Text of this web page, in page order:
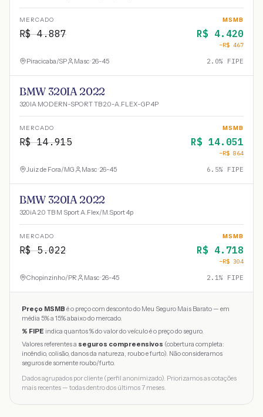
MERCADO
R$4.887
MSMB
R$ 4.420
−R$ 467
Piracicaba/SP Masc · 26-45 2.0% FIPE
BMW 320IA 2022
320IA MODERN-SPORT TB 2.0-A.FLEX-GP 4P
MERCADO
R$14.915
MSMB
R$ 14.051
−R$ 864
Juiz de Fora/MG Masc · 26-45 6.5% FIPE
BMW 320IA 2022
320iA 2.0 TB M Sport A.Flex/M.Sport 4p
MERCADO
R$5.022
MSMB
R$ 4.718
−R$ 304
Chopinzinho/PR Masc · 26-45 2.1% FIPE
Preço MSMB é o preço com desconto do Meu Seguro Mais Barato — em
média 5% a 15% abaixo do mercado.
% FIPE indica quantos % do valor do veículo é o preço do seguro.
Valores referentes a seguros compreensivos (cobertura completa:
incêndio, colisão, danos da natureza, roubo e furto). Não consideramos
seguros de somente roubo/furto.
Dados agrupados por cliente (perfil anonimizado). Priorizamos as cotações
mais recentes — todas dentro dos últimos 7 meses.